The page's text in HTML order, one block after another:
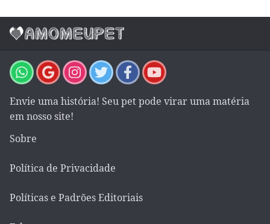
Envie uma história! Seu pet pode virar uma matéria
em nosso site!
Sobre
Política de Privacidade
Políticas e Padrões Editoriais